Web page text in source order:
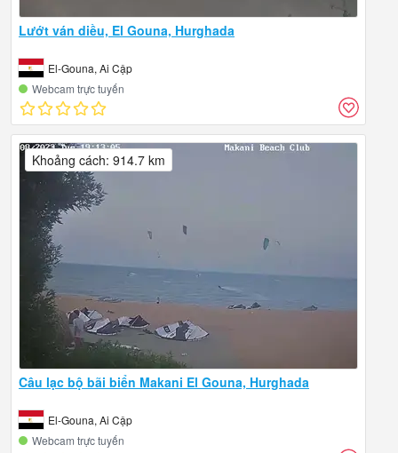
Lướt ván diều, El Gouna, Hurghada
El-Gouna, Ai Cập
Webcam trực tuyến
Câu lạc bộ bãi biển Makani El Gouna, Hurghada
El-Gouna, Ai Cập
Webcam trực tuyến
Khoảng cách: 914.7 km